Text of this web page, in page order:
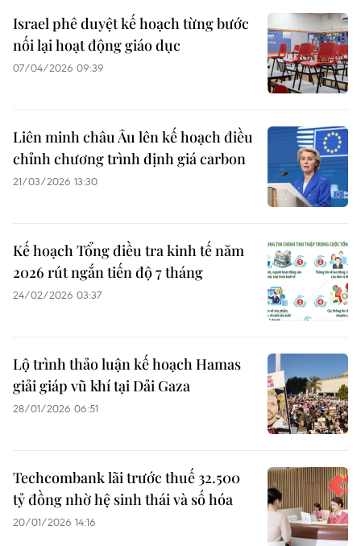
Israel phê duyệt kế hoạch từng bước
nối lại hoạt động giáo dục
07/04/2026 09:39
Liên minh châu Âu lên kế hoạch điều
chỉnh chương trình định giá carbon
21/03/2026 13:30
Kế hoạch Tổng điều tra kinh tế năm
2026 rút ngắn tiến độ 7 tháng
24/02/2026 03:37
Lộ trình thảo luận kế hoạch Hamas
giải giáp vũ khí tại Dải Gaza
28/01/2026 06:51
Techcombank lãi trước thuế 32.500
tỷ đồng nhờ hệ sinh thái và số hóa
20/01/2026 14:16